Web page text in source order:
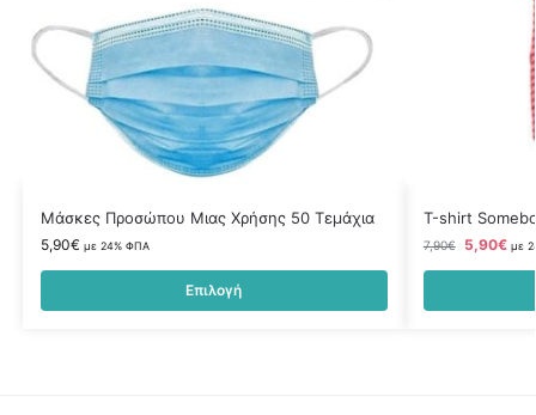
Μάσκες Προσώπου Μιας Χρήσης 50 Τεμάχια
5,90€ με 24% ΦΠΑ
Επιλογή
Τ-shirt
7,90€ 5,90€ με